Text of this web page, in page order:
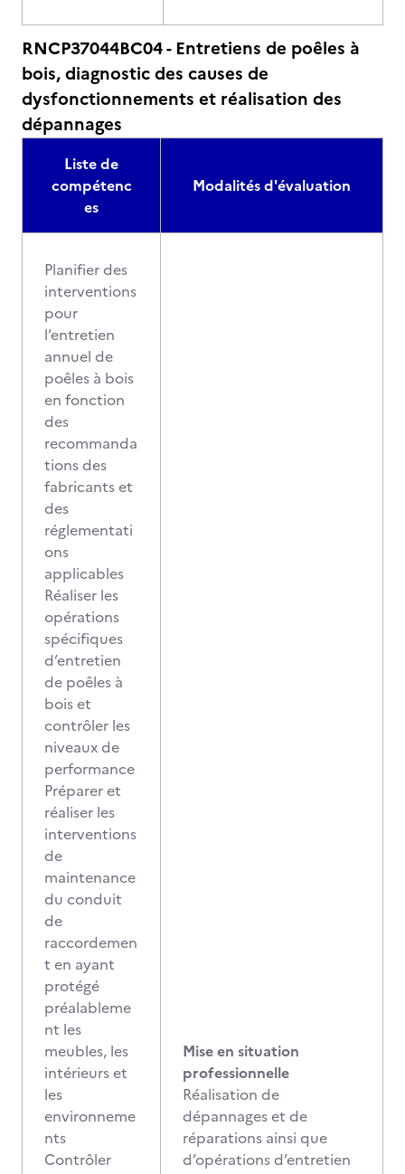
RNCP37044BC04 - Entretiens de poêles à
bois, diagnostic des causes de
dysfonctionnements et réalisation des
dépannages
Liste de
compétenc
es
Modalités d'évaluation
Planifier des
interventions
pour
l’entretien
annuel de
poêles à bois
en fonction
des
recommanda
tions des
fabricants et
des
réglementati
ons
applicables
Réaliser les
opérations
spécifiques
d’entretien
de poêles à
bois et
contrôler les
niveaux de
performance
Préparer et
réaliser les
interventions
de
maintenance
du conduit
de
raccordemen
t en ayant
protégé
préalableme
nt les
meubles, les
intérieurs et
les
environneme
nts
Contrôler
Mise en situation
professionnelle
Réalisation de
dépannages et de
réparations ainsi que
d’opérations d’entretien